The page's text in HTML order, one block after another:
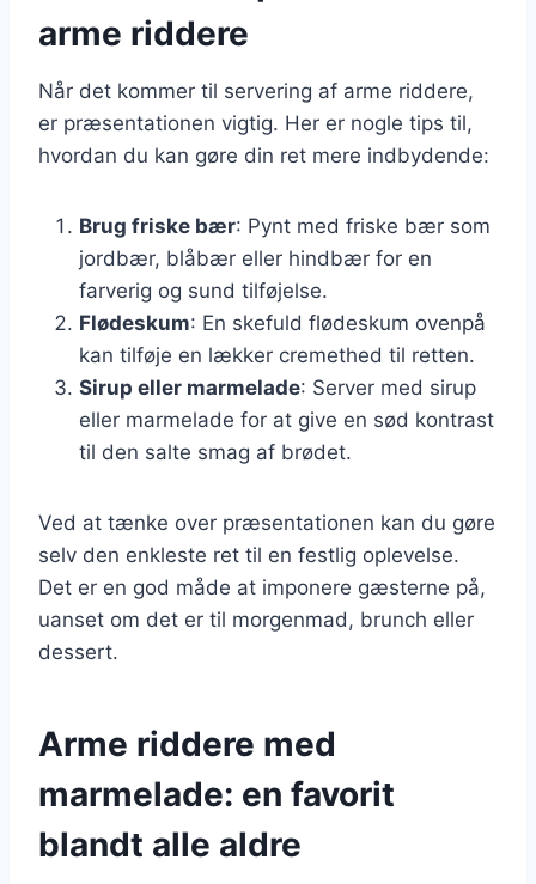
arme riddere
Når det kommer til servering af arme riddere,
er præsentationen vigtig. Her er nogle tips til,
hvordan du kan gøre din ret mere indbydende:
Brug friske bær: Pynt med friske bær som
jordbær, blåbær eller hindbær for en
farverig og sund tilføjelse.
Flødeskum: En skefuld flødeskum ovenpå
kan tilføje en lækker cremethed til retten.
Sirup eller marmelade: Server med sirup
eller marmelade for at give en sød kontrast
til den salte smag af brødet.
Ved at tænke over præsentationen kan du gøre
selv den enkleste ret til en festlig oplevelse.
Det er en god måde at imponere gæsterne på,
uanset om det er til morgenmad, brunch eller
dessert.
Arme riddere med
marmelade: en favorit
blandt alle aldre